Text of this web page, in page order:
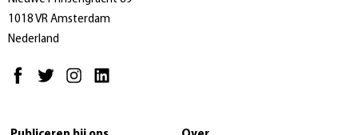
1018 VR Amsterdam
Nederland